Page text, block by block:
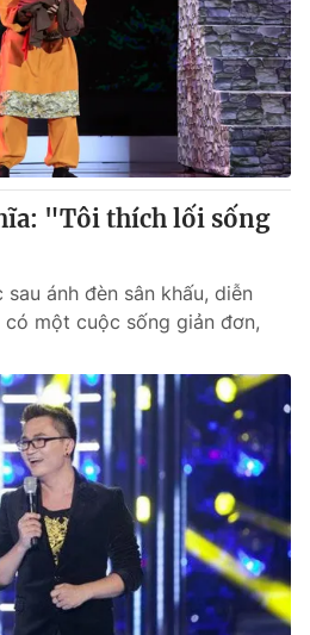
"Tôi thích lối sống
ánh đèn sân khấu, diễn
một cuộc sống giản đơn,